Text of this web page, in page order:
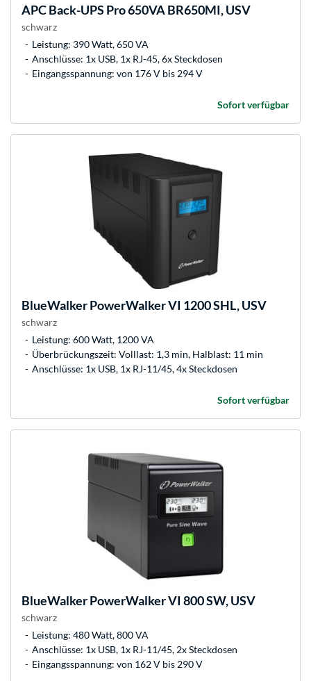
APCBack-UPS Pro 650VA BR650MI, USV
schwarz
Leistung: 390 Watt, 650 VA
Anschlüsse: 1x USB, 1x RJ-45, 6x Steckdosen
Eingangsspannung: von 176 V bis 294 V
Sofort verfügbar
BlueWalkerPowerWalker VI 1200 SHL, USV
schwarz
Leistung: 600 Watt, 1200 VA
Überbrückungszeit: Volllast: 1,3 min, Halblast: 11 min
Anschlüsse: 1x USB, 1x RJ-11/45, 4x Steckdosen
Sofort verfügbar
BlueWalkerPowerWalker VI 800 SW, USV
schwarz
Leistung: 480 Watt, 800 VA
Anschlüsse: 1x USB, 1x RJ-11/45, 2x Steckdosen
Eingangsspannung: von 162 V bis 290 V